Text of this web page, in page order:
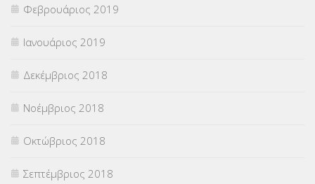
Φεβρουάριος 2019
Ιανουάριος 2019
Δεκέμβριος 2018
Νοέμβριος 2018
Οκτώβριος 2018
Σεπτέμβριος 2018